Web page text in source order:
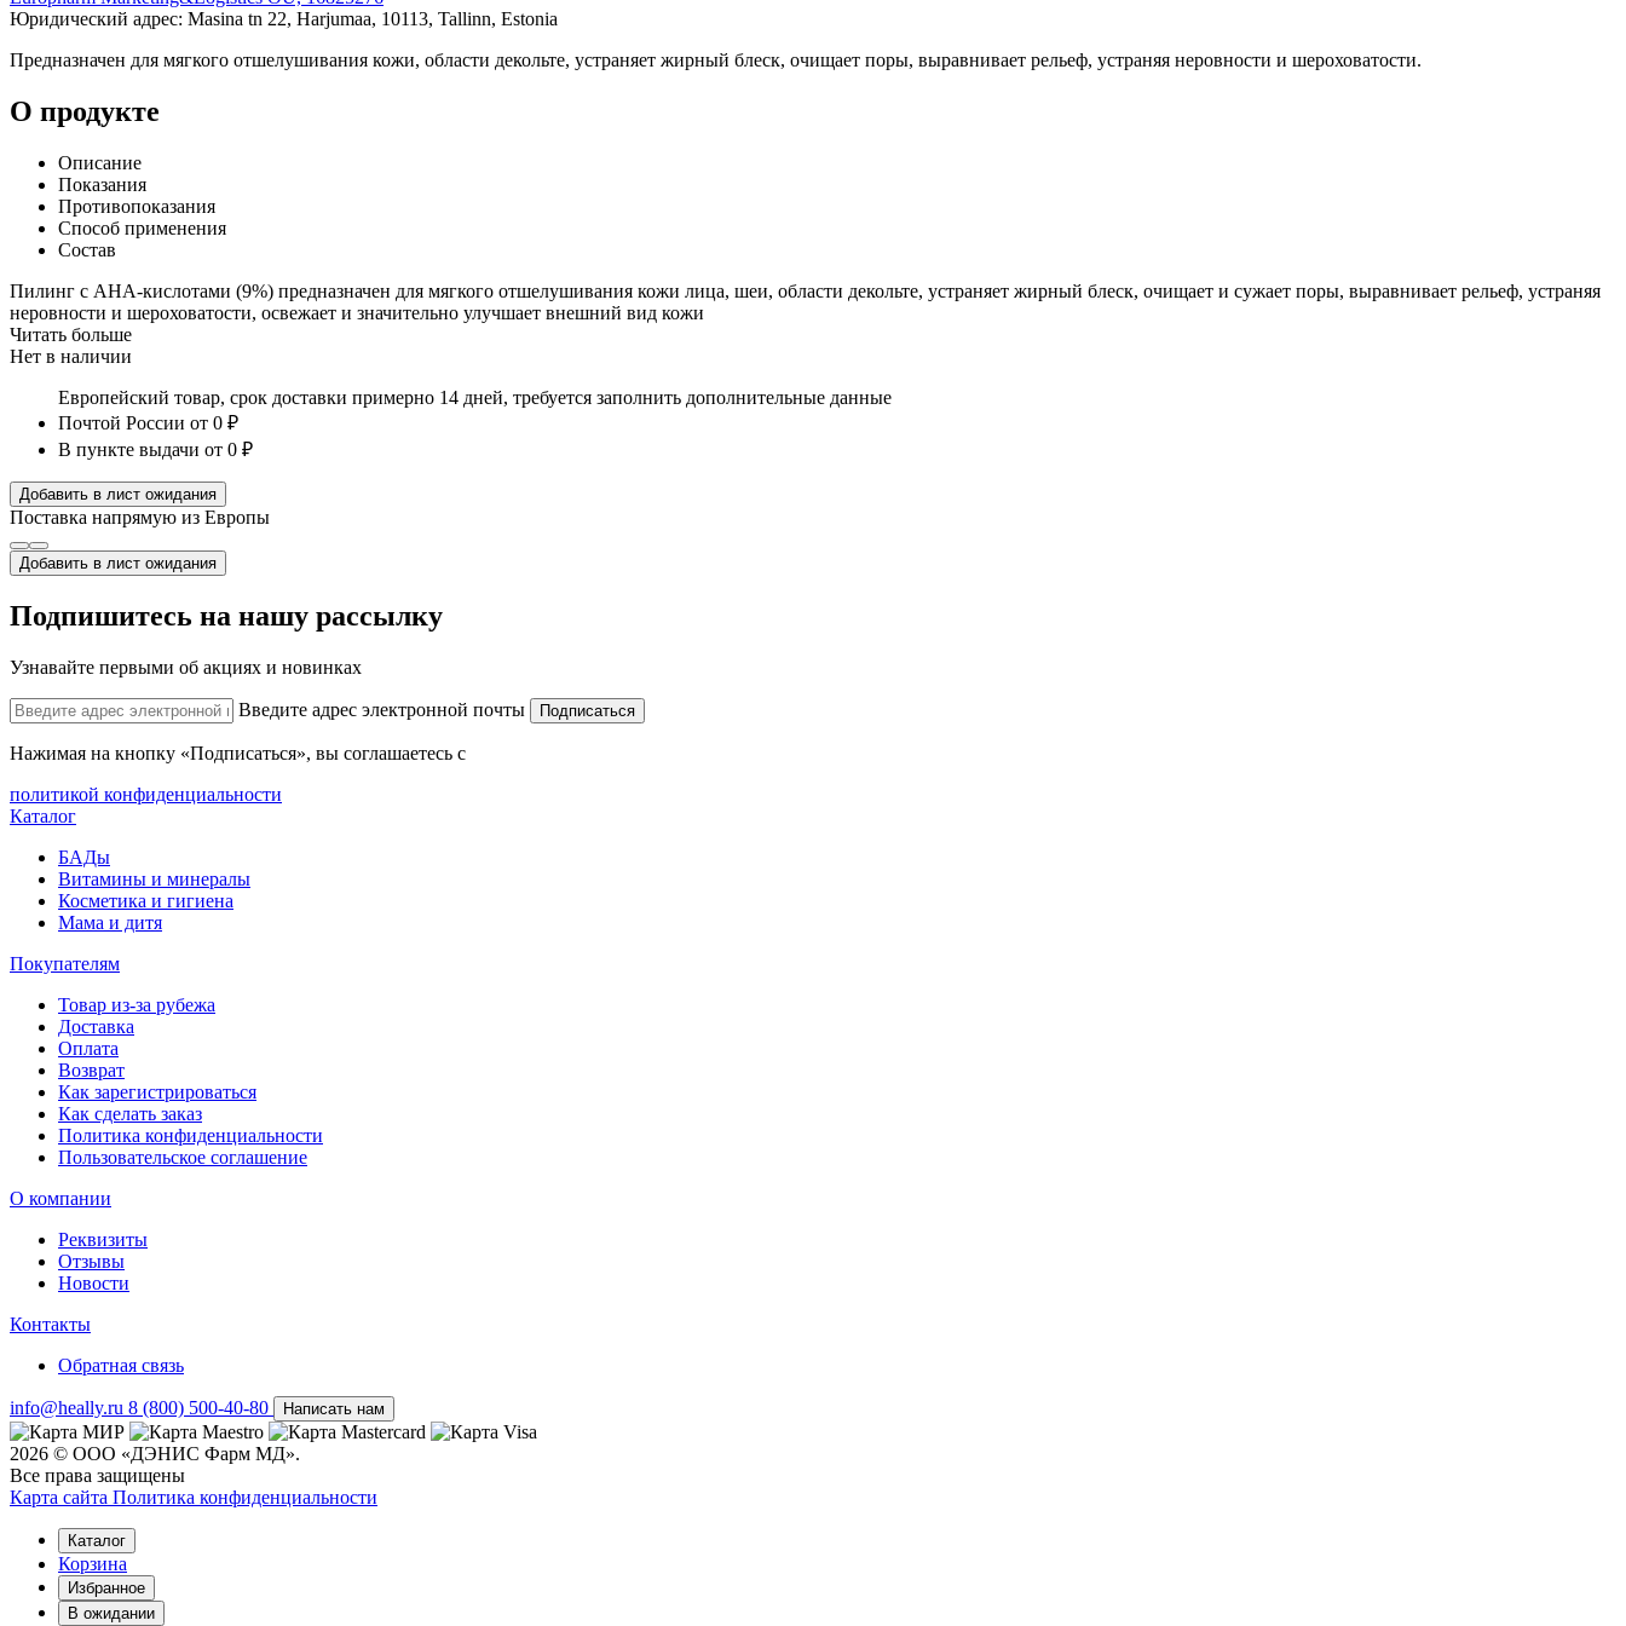
Юридический адрес: Masina tn 22, Harjumaa, 10113, Tallinn, Estonia
Предназначен для мягкого отшелушивания кожи, области декольте, устраняет жирный блеск, очищает поры, выравнивает рельеф, устраняя неровности и шероховатости.
О продукте
Описание
Показания
Противопоказания
Способ применения
Состав
Пилинг с АНА-кислотами (9%) предназначен для мягкого отшелушивания кожи лица, шеи, области декольте, устраняет жирный блеск, очищает и сужает поры, выравнивает рельеф, устраняя
неровности и шероховатости, освежает и значительно улучшает внешний вид кожи
Читать больше
Нет в наличии
Европейский товар, срок доставки примерно 14 дней, требуется заполнить дополнительные данные
Почтой России от 0 ₽
В пункте выдачи от 0 ₽
Добавить в лист ожидания
Поставка напрямую из Европы
Добавить в лист ожидания
Подпишитесь на нашу рассылку
Узнавайте первыми об акциях и новинках
Введите адрес электронной почты Подписаться
Нажимая на кнопку «Подписаться», вы соглашаетесь с
политикой конфиденциальности
Каталог
БАДы
Витамины и минералы
Косметика и гигиена
Мама и дитя
Покупателям
Товар из-за рубежа
Доставка
Оплата
Возврат
Как зарегистрироваться
Как сделать заказ
Политика конфиденциальности
Пользовательское соглашение
О компании
Реквизиты
Отзывы
Новости
Контакты
Обратная связь
info@heally.ru 8 (800) 500-40-80 Написать нам
2026 © ООО «ДЭНИС Фарм МД».
Все права защищены
Карта сайта Политика конфиден­циальности
Каталог
Корзина
Избранное
В ожидании